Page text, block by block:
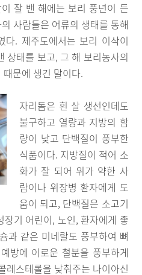
잘 밴 해에는 보리 풍년이 든
사람들은 어류의 생태를 통해
다. 제주도에서는 보리 이삭이
상태를 보고, 그 해 보리농사의
문에 생긴 말이다.
자리돔은 흰 살 생선인데도
불구하고 열량과 지방의 함
량이 낮고 단백질이 풍부한
식품이다. 지방질이 적어 소
화가 잘 되어 위가 약한 사
람이나 위장병 환자에게 도
움이 되고, 단백질은 소고기
기 어린이, 노인, 환자에게 좋
과 같은 미네랄도 풍부하여 뼈
방에 이로운 철분을 풍부하게
레스테롤을 낮춰주는 나이아신